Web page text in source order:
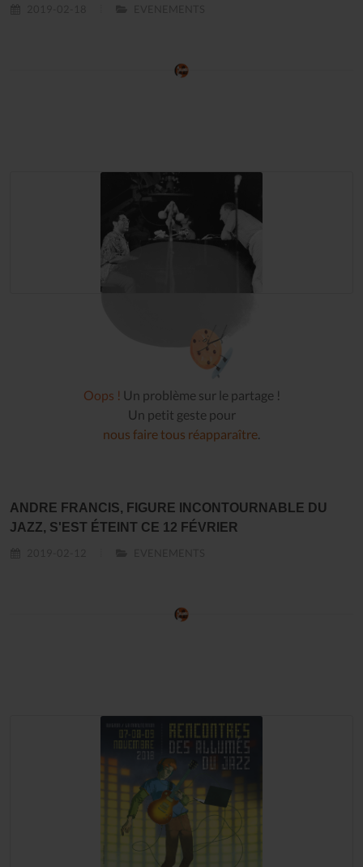
Oops ! Un problème sur le partage !
Un petit geste pour
nous faire tous réapparaître.
ANDRE FRANCIS, FIGURE INCONTOURNABLE DU
JAZZ, S'EST ÉTEINT CE 12 FÉVRIER